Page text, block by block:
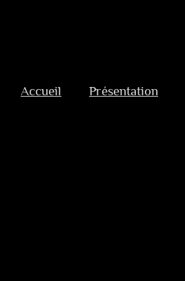
Accueil Présentation